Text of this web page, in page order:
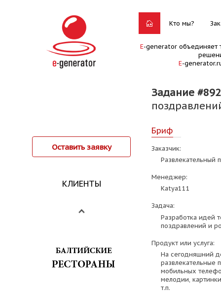
Кто мы?
E-generator объединяет
E-
Задание #892
Оставить заявку
КЛИЕНТЫ
Бриф
Заказчик:
Развлекательный
Менеджер:
Katya111
Задача:
Разработка идей
поздравлений и
Продукт или услуга:
На сегодняшний
развлекательные
мобильных
мелодии,
т.п.